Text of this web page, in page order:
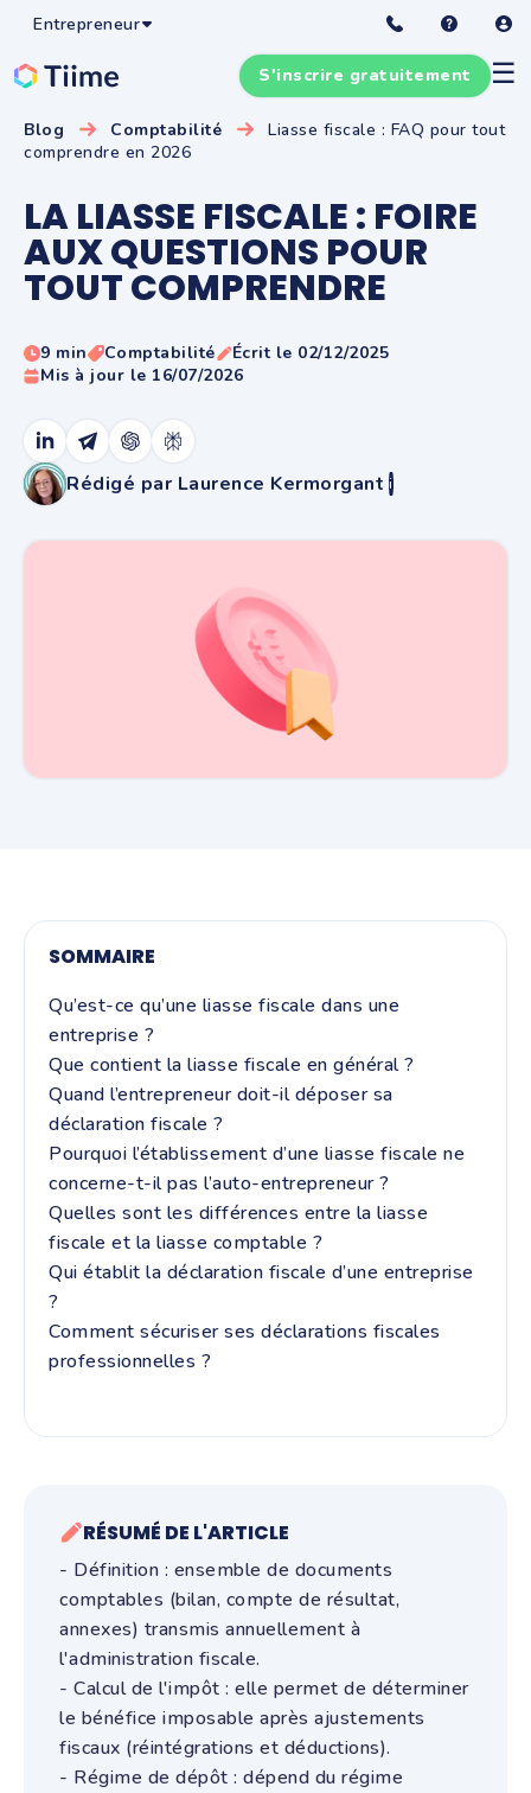
Entrepreneur
☰
S'inscrire gratuitement
Blog Comptabilité
Liasse fiscale : FAQ pour tout
comprendre en 2026
LA LIASSE FISCALE : FOIRE
AUX QUESTIONS POUR
TOUT COMPRENDRE
9 min Comptabilité
Écrit le 02/12/2025
Mis à jour le 16/07/2026
Rédigé par Laurence Kermorgant i
SOMMAIRE
Qu’est-ce qu’une liasse fiscale dans une
entreprise ?
Que contient la liasse fiscale en général ?
Quand l’entrepreneur doit-il déposer sa
déclaration fiscale ?
Pourquoi l’établissement d’une liasse fiscale ne
concerne-t-il pas l’auto-entrepreneur ?
Quelles sont les différences entre la liasse
fiscale et la liasse comptable ?
Qui établit la déclaration fiscale d’une entreprise
?
Comment sécuriser ses déclarations fiscales
professionnelles ?
RÉSUMÉ DE L'ARTICLE
- Définition : ensemble de documents
comptables (bilan, compte de résultat,
annexes) transmis annuellement à
l'administration fiscale.
- Calcul de l'impôt : elle permet de déterminer
le bénéfice imposable après ajustements
fiscaux (réintégrations et déductions).
- Régime de dépôt : dépend du régime